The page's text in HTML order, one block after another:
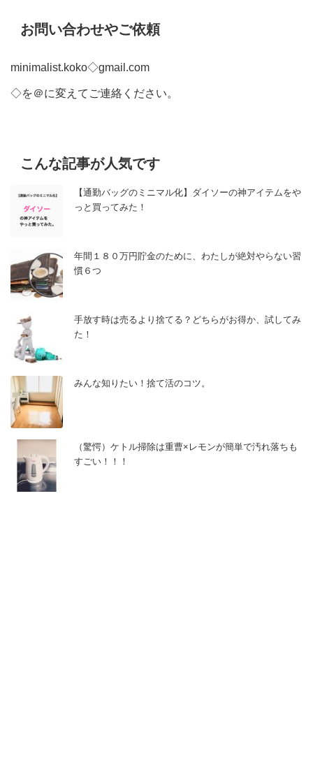
お問い合わせやご依頼
minimalist.koko◇gmail.com
◇を＠に変えてご連絡ください。
こんな記事が人気です
【通勤バッグのミニマル化】ダイソーの神アイテムをや
っと買ってみた！
年間１８０万円貯金のために、わたしが絶対やらない習
慣６つ
手放す時は売るより捨てる？どちらがお得か、試してみ
た！
みんな知りたい！捨て活のコツ。
（驚愕）ケトル掃除は重曹×レモンが簡単で汚れ落ちも
すごい！！！